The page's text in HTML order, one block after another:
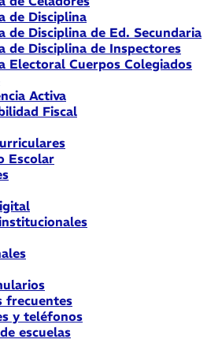
de Disciplina
de Disciplina de Ed. Secundaria
de Disciplina de Inspectores
Electoral Cuerpos Colegiados
Activa
Fiscal
Escolar
frecuentes
y teléfonos
escuelas